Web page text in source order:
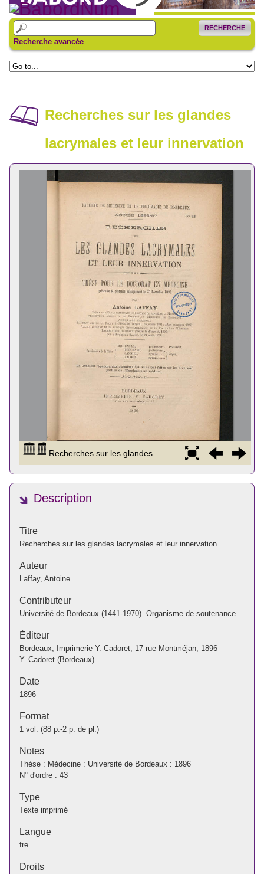
RECHERCHE
Recherche avancée
Recherches sur les glandes
lacrymales et leur innervation
Description
Titre
Recherches sur les glandes lacrymales et leur innervation
Auteur
Laffay, Antoine.
Contributeur
Université de Bordeaux (1441-1970). Organisme de soutenance
Éditeur
Bordeaux, Imprimerie Y. Cadoret, 17 rue Montméjan, 1896
Y. Cadoret (Bordeaux)
Date
1896
Format
1 vol. (88 p.-2 p. de pl.)
Notes
Thèse : Médecine : Université de Bordeaux : 1896
N° d'ordre : 43
Type
Texte imprimé
Langue
fre
Droits